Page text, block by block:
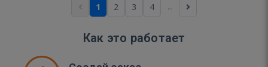
1 2 3 4 ...
Как это работает